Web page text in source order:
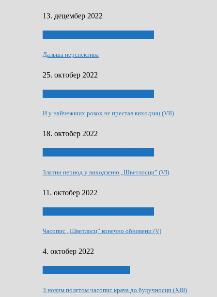
13. децембер 2022
Дальша перспектива
25. октобер 2022
И у найчежших рокох нє престал виходзиц (VII)
18. октобер 2022
Златни период у виходзеню „Шветлосци” (VI)
11. октобер 2022
Часопис „Шветлосц” конєчно обновени (V)
4. октобер 2022
З новим полєтом часопис крача до будучносци (XIII)